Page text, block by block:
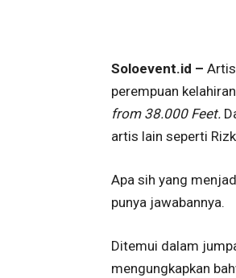
Soloevent.id –
perempuan
from 38.000 Feet.
artis lain seperti
Apa sih yang
punya jawabannya.
Ditemui dalam
mengungkapkan